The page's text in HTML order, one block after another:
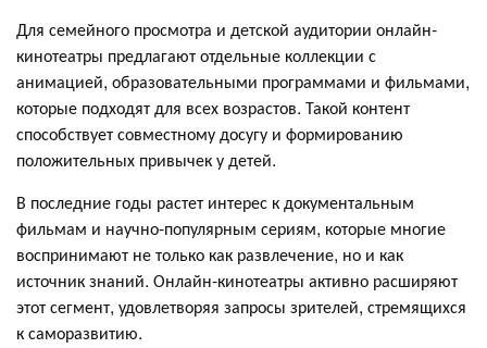
Для семейного просмотра и детской аудитории онлайн-
кинотеатры предлагают отдельные коллекции с
анимацией, образовательными программами и фильмами,
которые подходят для всех возрастов. Такой контент
способствует совместному досугу и формированию
положительных привычек у детей.
В последние годы растет интерес к документальным
фильмам и научно-популярным сериям, которые многие
воспринимают не только как развлечение, но и как
источник знаний. Онлайн-кинотеатры активно расширяют
этот сегмент, удовлетворяя запросы зрителей, стремящихся
к саморазвитию.